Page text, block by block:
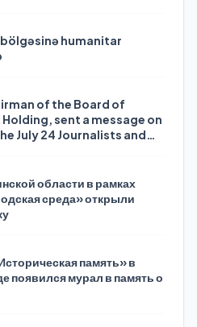
humanitar
of the Board of
sent a message on
July 24 Journalists and
области в рамках
среда» открыли
память» в
появился мурал в память о